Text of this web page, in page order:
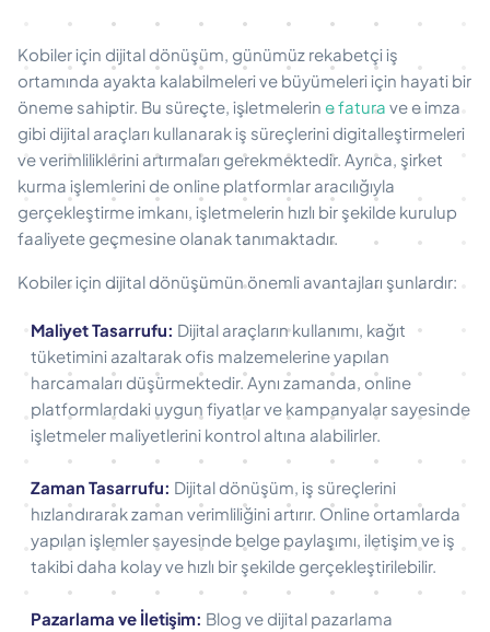
Kobiler için dijital dönüşüm, günümüz rekabetçi iş
ortamında ayakta kalabilmeleri ve büyümeleri için hayati bir
öneme sahiptir. Bu süreçte, işletmelerin e fatura ve e imza
gibi dijital araçları kullanarak iş süreçlerini digitalleştirmeleri
ve verimliliklerini artırmaları gerekmektedir. Ayrıca, şirket
kurma işlemlerini de online platformlar aracılığıyla
gerçekleştirme imkanı, işletmelerin hızlı bir şekilde kurulup
faaliyete geçmesine olanak tanımaktadır.
Kobiler için dijital dönüşümün önemli avantajları şunlardır:
Maliyet Tasarrufu: Dijital araçların kullanımı, kağıt
tüketimini azaltarak ofis malzemelerine yapılan
harcamaları düşürmektedir. Aynı zamanda, online
platformlardaki uygun fiyatlar ve kampanyalar sayesinde
işletmeler maliyetlerini kontrol altına alabilirler.
Zaman Tasarrufu: Dijital dönüşüm, iş süreçlerini
hızlandırarak zaman verimliliğini artırır. Online ortamlarda
yapılan işlemler sayesinde belge paylaşımı, iletişim ve iş
takibi daha kolay ve hızlı bir şekilde gerçekleştirilebilir.
Pazarlama ve İletişim: Blog ve dijital pazarlama